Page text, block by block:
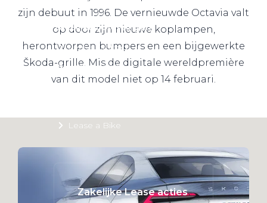
Zakelijke oplossingen
Lease aanbod
Leasevormen
Berijdersinfo
Lease a Bike
Zakelijke Lease acties
zijn debuut in 1996. De vernieuwde Octavia valt
op door zijn nieuwe koplampen,
herontworpen bumpers en een bijgewerkte
Škoda-grille. Mis de digitale wereldpremière
van dit model niet op 14 februari.